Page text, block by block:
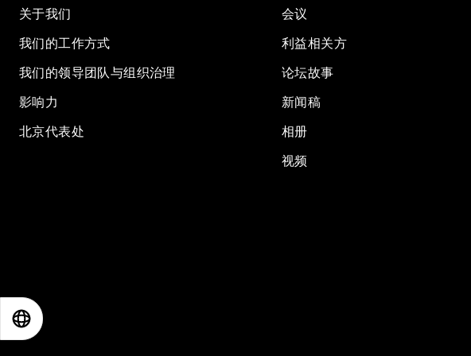
关于我们
我们的工作方式
我们的领导团队与组织治理
影响力
北京代表处
会议
利益相关方
论坛故事
新闻稿
相册
视频